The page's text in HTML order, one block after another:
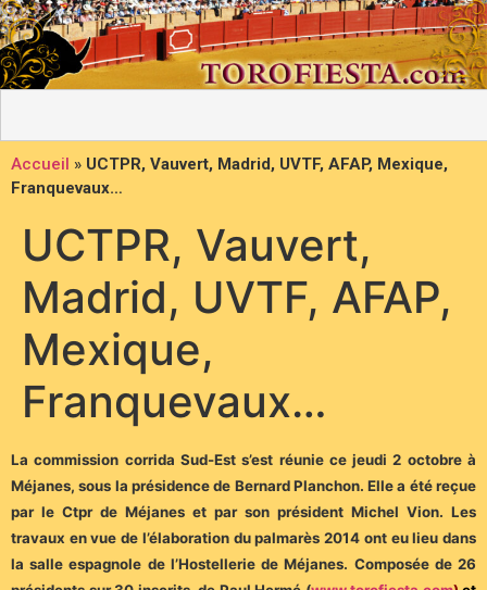
Accueil » UCTPR, Vauvert, Madrid, UVTF, AFAP, Mexique,
Franquevaux…
UCTPR, Vauvert,
Madrid, UVTF, AFAP,
Mexique,
Franquevaux…
Lacommission corrida Sud-Est s’est réunie ce jeudi 2 octobre à
Méjanes, sous la présidence de Bernard Planchon. Elle a été reçue
par le Ctpr de Méjanes et par son président Michel Vion. Les
travaux en vue de l’élaboration du palmarès 2014 ont eu lieu dans
la salle espagnole de l’Hostellerie de Méjanes. Composée de 26